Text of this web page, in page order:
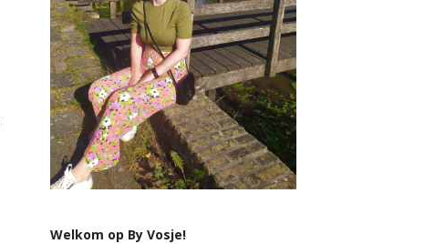
Welkom op By Vosje!